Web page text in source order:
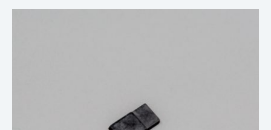
Service
Underhållstips